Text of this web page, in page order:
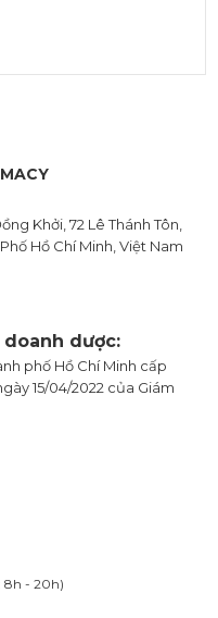
Khởi, 72 Lê Thánh Tôn,
Hồ Chí Minh, Việt Nam
doanh dược:
phố Hồ Chí Minh cấp
15/04/2022 của Giám
8h - 20h)